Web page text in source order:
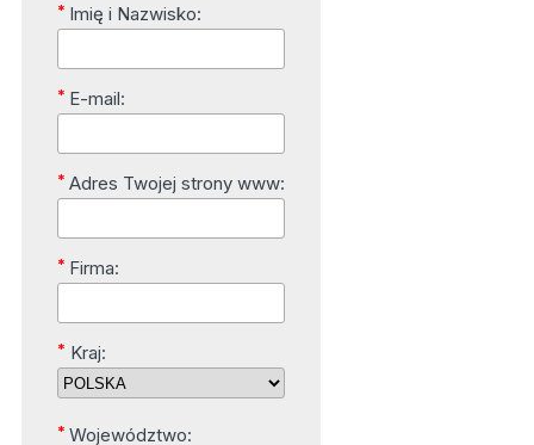
* Imię i Nazwisko:
* E-mail:
* Adres Twojej strony www:
* Firma:
* Kraj:
* Województwo: